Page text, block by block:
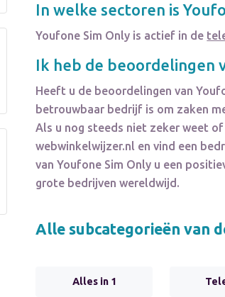
In welke sectoren is
Youfone Sim Only is actief in de
Ik heb de beoordelingen
Heeft u de beoordelingen van
betrouwbaar bedrijf is om zaken
Als u nog steeds niet zeker weet
webwinkelwijzer.nl en vind een
vanYoufone Sim Only u een
grote bedrijven wereldwijd.
Alle subcategorieën van
Alles in 1